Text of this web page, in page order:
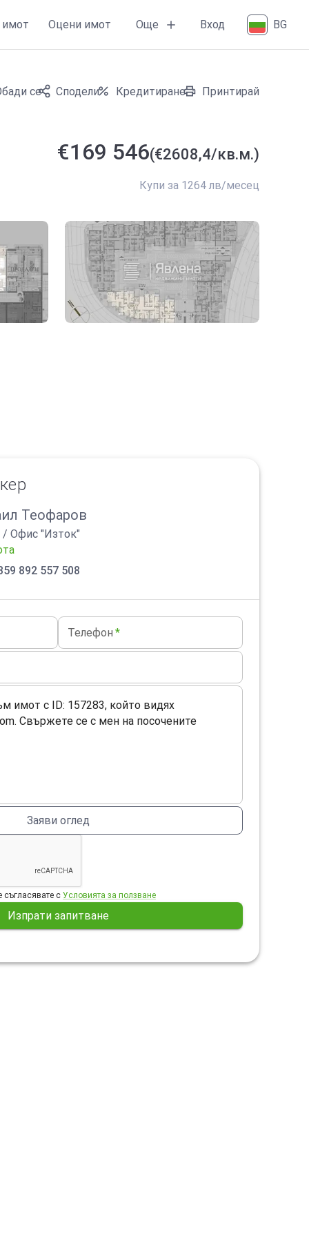
Оцени имот Още Вход BG
се Сподели Кредитиране Принтирай
€169 546(€2608,4/кв.м.)
Купи за 1264 лв/месец
Теофаров
/ Офис "Изток"
892 557 508
Телефон *
Заяви оглед
с Условията за ползване
Изпрати запитване